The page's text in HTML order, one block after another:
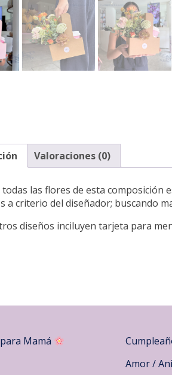
Valoraciones (0)
las flores de esta
a criterio del diseñador; buscando
diseños inciluyen tarjeta para
Mamá
Amor /